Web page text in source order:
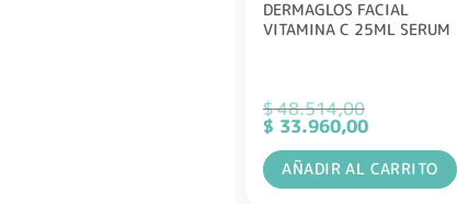
DERMAGLOS FACIAL
VITAMINA C 25ML SERUM
$48.514,00
El
precio
original
era:
$ 48.514,00.
$ 33.960,00El
precio
actual
es:
$ 33.960,00.
AÑADIR AL CARRITO